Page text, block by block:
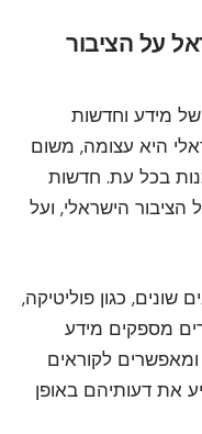
על הציבור
מידע וחדשות
היא עצומה, משום
בכל עת. חדשות
הישראלי, ועל
שונים, כגון פוליטיקה,
מספקים מידע
לקוראים
את דעותיהם באופן